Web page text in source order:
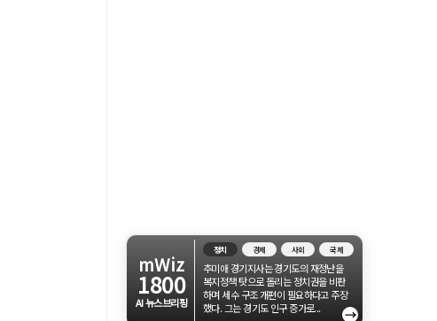
mWiz
1800
AI 뉴스브리핑
정치 경제 사회 국제
추미애 경기지사는 경기도의 재정난을
복지정책 탓으로 돌리는 정치권을 비판
하며 세수 구조 개편이 필요하다고 주장
했다. 그는 경기도 인구 증가로...
→